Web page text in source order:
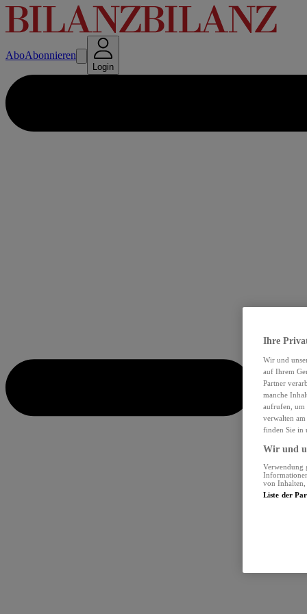
AboAbonnieren
Login
Ihre
Wir und
auf Ihrem
Partner
manche
aufrufen, um
verwalten
finden Sie in
Wir und
Verwendung
von Inhalten,
Liste der